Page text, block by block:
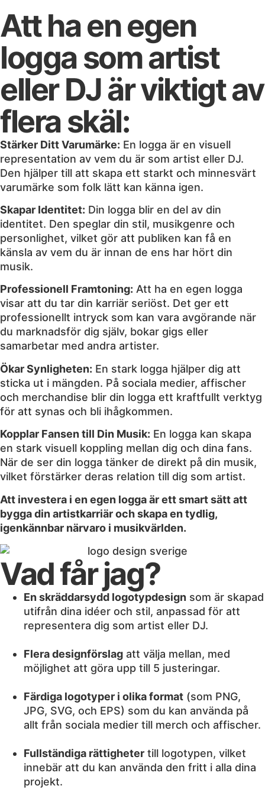
Att ha en egen
logga som artist
eller DJ är viktigt av
flera skäl:
Stärker Ditt Varumärke: En logga är en visuell
representation av vem du är som artist eller DJ.
Den hjälper till att skapa ett starkt och minnesvärt
varumärke som folk lätt kan känna igen.
Skapar Identitet: Din logga blir en del av din
identitet. Den speglar din stil, musikgenre och
personlighet, vilket gör att publiken kan få en
känsla av vem du är innan de ens har hört din
musik.
Professionell Framtoning: Att ha en egen logga
visar att du tar din karriär seriöst. Det ger ett
professionellt intryck som kan vara avgörande när
du marknadsför dig själv, bokar gigs eller
samarbetar med andra artister.
Ökar Synligheten: En stark logga hjälper dig att
sticka ut i mängden. På sociala medier, affischer
och merchandise blir din logga ett kraftfullt verktyg
för att synas och bli ihågkommen.
Kopplar Fansen till Din Musik: En logga kan skapa
en stark visuell koppling mellan dig och dina fans.
När de ser din logga tänker de direkt på din musik,
vilket förstärker deras relation till dig som artist.
Att investera i en egen logga är ett smart sätt att
bygga din artistkarriär och skapa en tydlig,
igenkännbar närvaro i musikvärlden.
Vad får jag?
En skräddarsydd logotypdesign som är skapad
utifrån dina idéer och stil, anpassad för att
representera dig som artist eller DJ.
Flera designförslag att välja mellan, med
möjlighet att göra upp till 5 justeringar.
Färdiga logotyper i olika format (som PNG,
JPG, SVG, och EPS) som du kan använda på
allt från sociala medier till merch och affischer.
Fullständiga rättigheter till logotypen, vilket
innebär att du kan använda den fritt i alla dina
projekt.